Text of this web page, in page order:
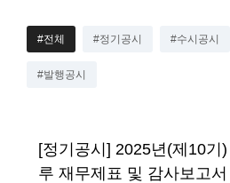
#전체 #정기공시 #수시공시
#발행공시
[정기공시] 2025년(제10기
루 재무제표 및 감사보고서